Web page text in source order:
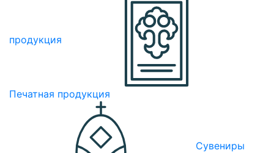
продукция
Печатная продукция
Сувениры